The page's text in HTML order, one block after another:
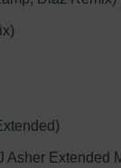
Asher Extended